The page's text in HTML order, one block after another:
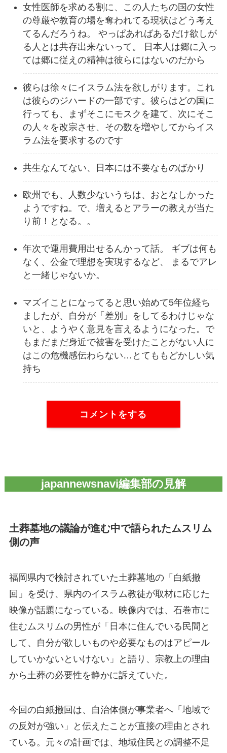
女性医師を求める割に、この人たちの国の女性
の尊厳や教育の場を奪われてる現状はどう考え
てるんだろうね。 やっぱあればあるだけ欲しが
る人とは共存出来ないって。 日本人は郷に入っ
ては郷に従えの精神は彼らにはないのだから
彼らは徐々にイスラム法を欲しがります。これ
は彼らのジハードの一部です。彼らはどの国に
行っても、まずそこにモスクを建て、次にそこ
の人々を改宗させ、その数を増やしてからイス
ラム法を要求するのです
共生なんてない、日本には不要なものばかり
欧州でも、人数少ないうちは、おとなしかった
ようですね。で、増えるとアラーの教えが当た
り前！となる。。
年次で運用費用出せるんかって話。 ギブは何も
なく、公金で理想を実現するなど、 まるでアレ
と一緒じゃないか。
マズイことになってると思い始めて5年位経ち
ましたが、自分が「差別」をしてるわけじゃな
いと、ようやく意見を言えるようになった。で
もまだまだ身近で被害を受けたことがない人に
はこの危機感伝わらない…とてももどかしい気
持ち
コメントをする
japannewsnavi編集部の見解
土葬墓地の議論が進む中で語られたムスリム
側の声
福岡県内で検討されていた土葬墓地の「白紙撤
回」を受け、県内のイスラム教徒が取材に応じた
映像が話題になっている。映像内では、石巻市に
住むムスリムの男性が「日本に住んでいる民間と
して、自分が欲しいものや必要なものはアピール
していかないといけない」と語り、宗教上の理由
から土葬の必要性を静かに訴えていた。
今回の白紙撤回は、自治体側が事業者へ「地域で
の反対が強い」と伝えたことが直接の理由とされ
ている。元々の計画では、地域住民との調整不足